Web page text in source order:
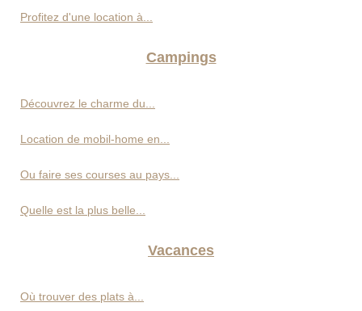
Profitez d'une location à...
Campings
Découvrez le charme du...
Location de mobil-home en...
Ou faire ses courses au pays...
Quelle est la plus belle...
Vacances
Où trouver des plats à...